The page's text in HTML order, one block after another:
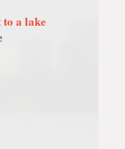
to a lake